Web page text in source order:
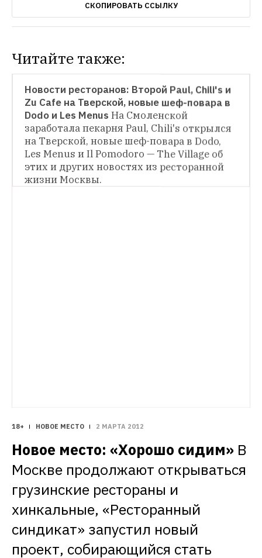
СКОПИРОВАТЬ ССЫЛКУ
Читайте также:
РЕСТОРАНЫ
Новости ресторанов: Второй Paul, Chili's и
Zu Cafe на Тверской, новые шеф-повара в
Dodo и Les Menus На Смоленской
заработала пекарня Paul, Chili's открылся
на Тверской, новые шеф-повара в Dodo,
Les Menus и Il Pomodoro — The Village об
этих и других новостях из ресторанной
жизни Москвы.
18+ НОВОЕ МЕСТО 2 МАРТА 2012
Новое место: «Хорошо сидим» В
Москве продолжают открываться
грузинские рестораны и
хинкальные, «Ресторанный
синдикат» запустил новый
проект, собирающийся стать